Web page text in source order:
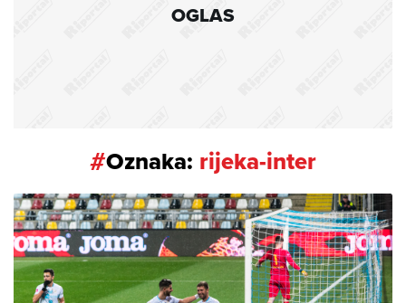
OGLAS
#Oznaka: rijeka-inter